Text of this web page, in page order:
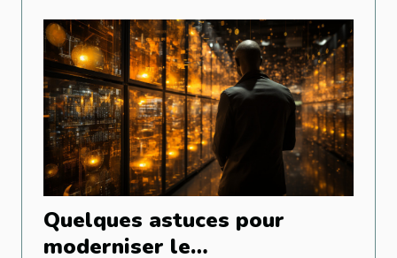
Quelques astuces pour
moderniser le